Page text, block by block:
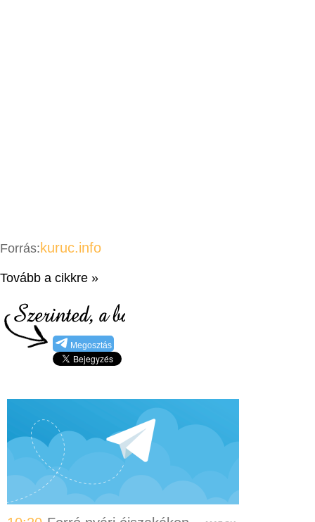
Forrás: kuruc.info
Tovább a cikkre »
Megosztás